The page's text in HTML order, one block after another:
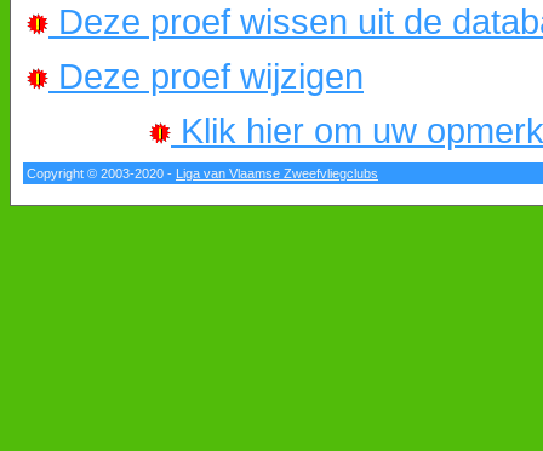
Deze proef wissen uit de
Deze proef wijzigen
Klik hier om uw
Copyright © 2003-2020 - Liga van Vlaamse Zweefvliegclubs